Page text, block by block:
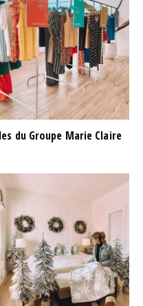
du Groupe Marie Claire